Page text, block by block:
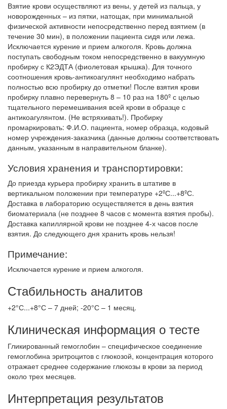
Взятие крови осуществляют из вены, у детей из пальца, у
новорожденных – из пятки, натощак, при минимальной
физической активности непосредственно перед взятием (в
течение 30 мин), в положении пациента сидя или лежа.
Исключается курение и прием алкоголя. Кровь должна
поступать свободным током непосредственно в вакуумную
пробирку с К2ЭДТА (фиолетовая крышка). Для точного
соотношения кровь-антикоагулянт необходимо набрать
полностью всю пробирку до отметки! После взятия крови
пробирку плавно перевернуть 8 – 10 раз на 180º с целью
тщательного перемешивания всей крови в образце с
антикоагулянтом. (Не встряхивать!). Пробирку
промаркировать: Ф.И.О. пациента, номер образца, кодовый
номер учреждения-заказчика (данные должны соответствовать
данным, указанным в направительном бланке).
Условия хранения и транспортировки:
До приезда курьера пробирку хранить в штативе в
вертикальном положении при температуре +2ºС...+8ºС.
Доставка в лабораторию осуществляется в день взятия
биоматериала (не позднее 8 часов с момента взятия пробы).
Доставка капиллярной крови не позднее 4-х часов после
взятия. До следующего дня хранить кровь нельзя!
Примечание:
Исключается курение и прием алкоголя.
Стабильность аналитов
+2°С...+8°С – 7 дней; -20°С – 1 месяц.
Клиническая информация о тесте
Гликированный гемоглобин – специфическое соединение
гемоглобина эритроцитов с глюкозой, концентрация которого
отражает среднее содержание глюкозы в крови за период
около трех месяцев.
Интерпретация результатов